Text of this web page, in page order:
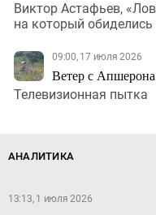
Виктор Астафьев,
на который обиделись
09:00, 17 июля 2026
Ветер с Апшерона
Телевизионная пытка
АНАЛИТИКА
13:13, 1 июля 2026